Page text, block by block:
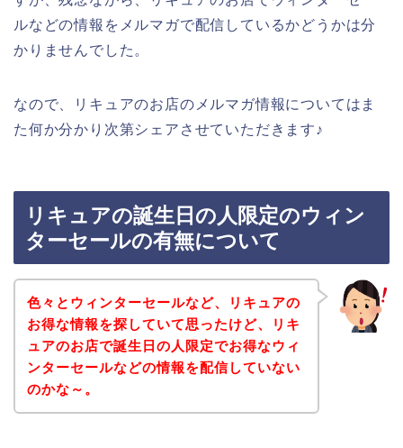
ルなどの情報をメルマガで配信しているかどうかは分
かりませんでした。
なので、リキュアのお店のメルマガ情報についてはま
た何か分かり次第シェアさせていただきます♪
リキュアの誕生日の人限定のウィン
ターセールの有無について
色々とウィンターセールなど、リキュアの
お得な情報を探していて思ったけど、リキ
ュアのお店で誕生日の人限定でお得なウィ
ンターセールなどの情報を配信していない
のかな～。